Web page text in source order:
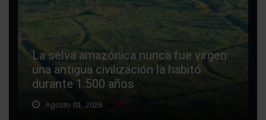
La selva amazónica nunca fue virgen:
una antigua civilización la habitó
durante 1.500 años
Agosto 01, 2026